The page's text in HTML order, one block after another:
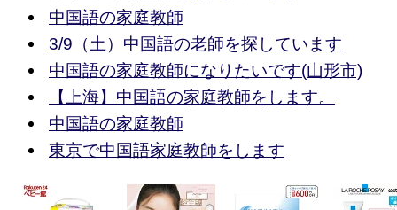
中国語の家庭教師
3/9（土）中国語の老師を探しています
中国語の家庭教師になりたいです(山形市)
【上海】中国語の家庭教師をします。
中国語の家庭教師
東京で中国語家庭教師をします